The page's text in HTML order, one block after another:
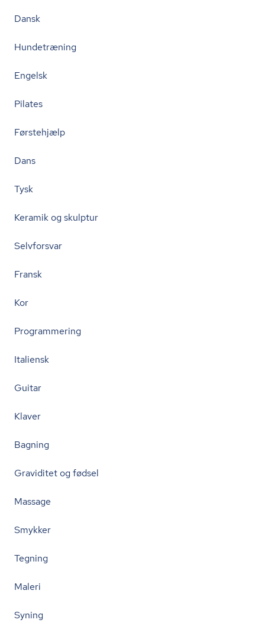
Dansk
Hundetræning
Engelsk
Pilates
Førstehjælp
Dans
Tysk
Keramik og skulptur
Selvforsvar
Fransk
Kor
Programmering
Italiensk
Guitar
Klaver
Bagning
Graviditet og fødsel
Massage
Smykker
Tegning
Maleri
Syning